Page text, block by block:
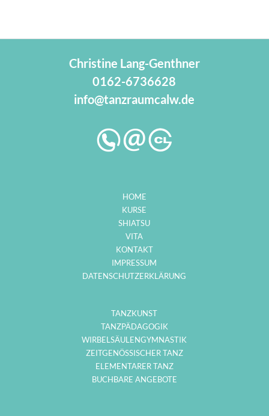
Christine Lang-Genthner
0162-6736628
info@tanzraumcalw.de
HOME
KURSE
SHIATSU
VITA
KONTAKT
IMPRESSUM
DATENSCHUTZERKLÄRUNG
TANZKUNST
TANZPÄDAGOGIK
WIRBELSÄULENGYMNASTIK
ZEITGENÖSSISCHER TANZ
ELEMENTARER TANZ
BUCHBARE ANGEBOTE